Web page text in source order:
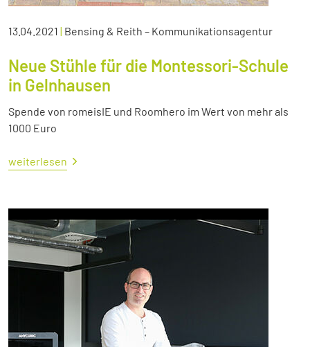
13.04.2021 | Bensing & Reith – Kommunikationsagentur
Neue Stühle für die Montessori-Schule
in Gelnhausen
Spende von romeisIE und Roomhero im Wert von mehr als
1000 Euro
weiterlesen